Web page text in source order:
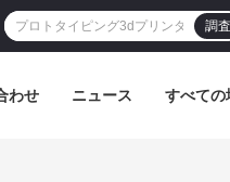
調査
わせ ニュース すべての